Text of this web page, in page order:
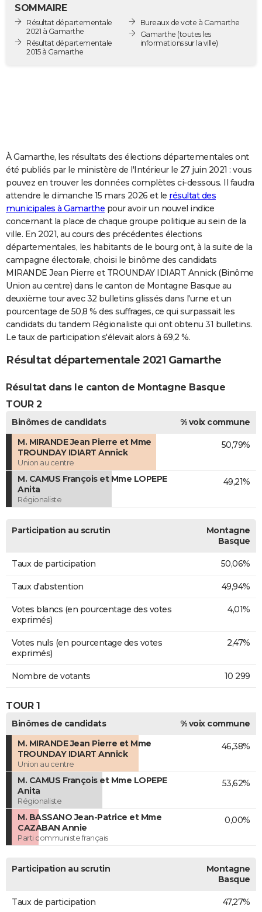
Destinations
City break
Voyage nature
Voyage de noces
Forum
Climat
GUIDES D'ACHAT
COPAINS D'AVANT
S'inscrire
Se connecter
Lycées
Collèges
Primaires
Universités
Entreprises
Service militaire
Avis de recherche
AVIS DE DÉCÈS
FORUM
Bricolage
Lifestyle
Culture
Sport
Auto
Television
Voyage
Cinema
SOMMAIRE
Résultat départementale
2021 à Gamarthe
Résultat départementale
2015 à Gamarthe
Bureaux de vote à Gamarthe
Gamarthe (toutes les
informations sur la ville)
À Gamarthe, les résultats des élections départementales ont
été publiés par le ministère de l'Intérieur le 27 juin 2021 : vous
pouvez en trouver les données complètes ci-dessous. Il faudra
attendre le dimanche 15 mars 2026 et le résultat des
municipales à Gamarthe pour avoir un nouvel indice
concernant la place de chaque groupe politique au sein de la
ville. En 2021, au cours des précédentes élections
départementales, les habitants de le bourg ont, à la suite de la
campagne électorale, choisi le binôme des candidats
MIRANDE Jean Pierre et TROUNDAY IDIART Annick (Binôme
Union au centre) dans le canton de Montagne Basque au
deuxième tour avec 32 bulletins glissés dans l'urne et un
pourcentage de 50,8 % des suffrages, ce qui surpassait les
candidats du tandem Régionaliste qui ont obtenu 31 bulletins.
Le taux de participation s'élevait alors à 69,2 %.
Résultat départementale 2021 Gamarthe
Résultat dans le canton de Montagne Basque
TOUR 2
Binômes de candidats
% voix commune
M. MIRANDE Jean Pierre et Mme
TROUNDAY IDIART Annick
Union au centre
50,79%
M. CAMUS François et Mme LOPEPE
Anita
Régionaliste
49,21%
Participation au scrutin
Montagne
Basque
Taux de participation 50,06%
Taux d'abstention 49,94%
Votes blancs (en pourcentage des votes
exprimés)
4,01%
Votes nuls (en pourcentage des votes
exprimés)
2,47%
Nombre de votants 10 299
TOUR 1
Binômes de candidats
% voix commune
M. MIRANDE Jean Pierre et Mme
TROUNDAY IDIART Annick
Union au centre
46,38%
M. CAMUS François et Mme LOPEPE
Anita
Régionaliste
53,62%
M. BASSANO Jean-Patrice et Mme
CAZABAN Annie
Parti communiste français
0,00%
Participation au scrutin
Montagne
Basque
Taux de participation 47,27%